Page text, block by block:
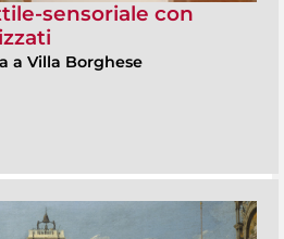
sensoriale con
a Villa Borghese